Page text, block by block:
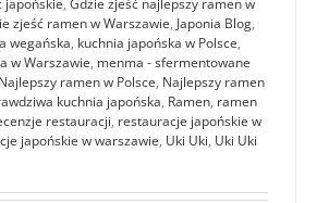
japońskie, Gdzie zjeść najlepszy ramen w
zjeść ramen w Warszawie, Japonia Blog,
wegańska, kuchnia japońska w Polsce,
w Warszawie, menma - sfermentowane
Najlepszy ramen w Polsce, Najlepszy ramen
kuchnia japońska, Ramen, ramen
restauracji, restauracje japońskie w
japońskie w warszawie, Uki Uki, Uki Uki